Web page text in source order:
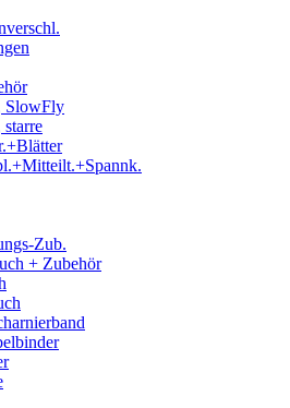
SlowFly
Zub.
+ Zubehör